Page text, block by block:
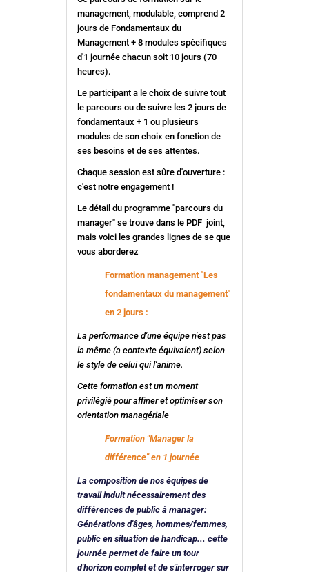
management, modulable, comprend 2
jours de Fondamentaux du
Management + 8 modules spécifiques
d'1 journée chacun soit 10 jours (70
heures).
Le participant a le choix de suivre tout
le parcours ou de suivre les 2 jours de
fondamentaux + 1 ou plusieurs
modules de son choix en fonction de
ses besoins et de ses attentes.
Chaque session est sûre d'ouverture :
c'est notre engagement !
Le détail du programme "parcours du
manager" se trouve dans le PDF joint,
mais voici les grandes lignes de se que
vous aborderez
Formation management "Les
fondamentaux du management"
en 2 jours :
La performance d'une équipe n'est pas
la même (a contexte équivalent) selon
le style de celui qui l'anime.
Cette formation est un moment
privilégié pour affiner et optimiser son
orientation managériale
Formation "Manager la
différence" en 1 journée
La composition de nos équipes de
travail induit nécessairement des
différences de public à manager:
Générations d'âges, hommes/femmes,
public en situation de handicap... cette
journée permet de faire un tour
d'horizon complet et de s'interroger sur